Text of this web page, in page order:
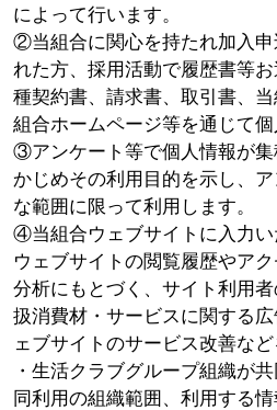
によって行います。
②当組合に関心を持たれ加入申
れた方、採用活動で履歴書等
種契約書、請求書、取引書、
組合ホームページ等を通じて個
③アンケート等で個人情報が集
かじめその利用目的を示し、
な範囲に限って利用します。
④当組合ウェブサイトに入力い
ウェブサイトの閲覧履歴やア
分析にもとづく、サイト利用
扱消費材・サービスに関する
ェブサイトのサービス改善など
・生活クラブグループ組織が
同利用の組織範囲、利用する